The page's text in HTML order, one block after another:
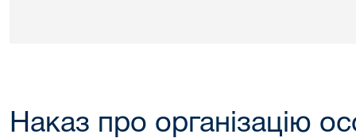
Наказ про організацію